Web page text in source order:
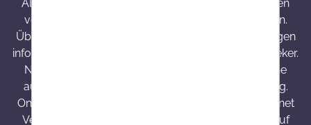
Alle bei Onlineapo angebotenen Arzneimittel werden
von Österreich versendet und sind dort zugelassen.
Über Wirkung und mögliche unerwünschte Wirkungen
informieren Gebrauchsinformation, Arzt oder Apotheker.
Nahrungsergänzungsmittel sind kein Ersatz für eine
ausgewogene und abwechslungsreiche Ernährung.
Onlineapo.at ist eine in Österreich zugelassene Internet
Versandapotheke mit Hauptsitz in Österreich. Die auf